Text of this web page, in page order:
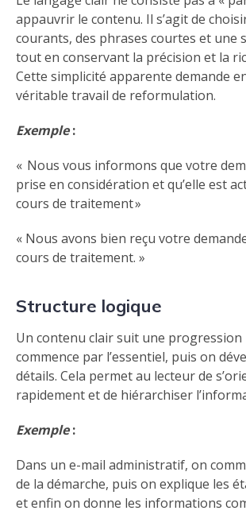
appauvrir le contenu. Il s’agit de
courants, des phrases courtes et une
tout en conservant la précision et la
Cette simplicité apparente demande
véritable travail de reformulation.
Exemple:
« Nous vous informons que votre
prise en considération et qu’elle est
cours de traitement »
« Nous avons bien reçu votre
cours de traitement. »
Structure logique
Un contenu clair suit une progression
commence par l’essentiel, puis on
détails. Cela permet au lecteur de
rapidement et de hiérarchiser
Exemple:
Dans un e-mail administratif, on
de la démarche, puis on explique les
et enfin on donne les informations